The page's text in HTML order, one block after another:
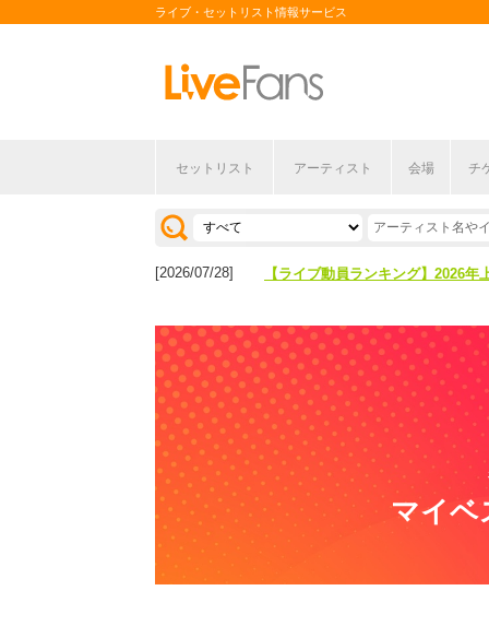
ライブ・セットリスト情報サービス
セットリスト アーティスト 会場 チ
[2026/04/27] 【フェス特集2026】フェス情報は
[2026/07/28] 【ライブ動員ランキング】2026年
[2026/07/28] 【ライブ動員ランキング】2026年
マイベ